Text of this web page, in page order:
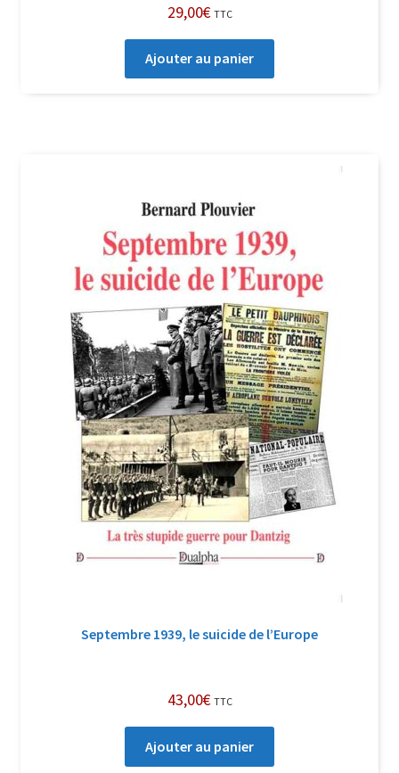
29,00€ TTC
Ajouter au panier
Septembre 1939, le suicide de l’Europe
43,00€ TTC
Ajouter au panier